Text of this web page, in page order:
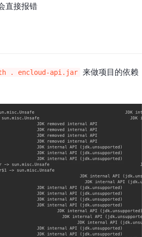
直接报错
. encloud-api.jar
来做项目的依赖